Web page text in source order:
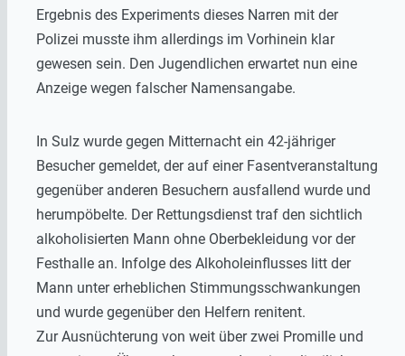
Ergebnis des Experiments dieses Narren mit der
Polizei musste ihm allerdings im Vorhinein klar
gewesen sein. Den Jugendlichen erwartet nun eine
Anzeige wegen falscher Namensangabe.
In Sulz wurde gegen Mitternacht ein 42-jähriger
Besucher gemeldet, der auf einer Fasentveranstaltung
gegenüber anderen Besuchern ausfallend wurde und
herumpöbelte. Der Rettungsdienst traf den sichtlich
alkoholisierten Mann ohne Oberbekleidung vor der
Festhalle an. Infolge des Alkoholeinflusses litt der
Mann unter erheblichen Stimmungsschwankungen
und wurde gegenüber den Helfern renitent.
Zur Ausnüchterung von weit über zwei Promille und